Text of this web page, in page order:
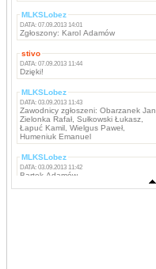
MLKSLobez
DATA: 07.09.2013 14:01
Zgłoszony: Karol Adamów
stivo
DATA: 07.09.2013 11:44
Dzięki!
MLKSLobez
DATA: 03.09.2013 11:43
Zawodnicy zgłoszeni: Obarzanek Jan,
Zielonka Rafał, Sułkowski Łukasz,
Łapuć Kamil, Wielgus Paweł,
Humeniuk Emanuel
MLKSLobez
DATA: 03.09.2013 11:42
Bartek Adamów